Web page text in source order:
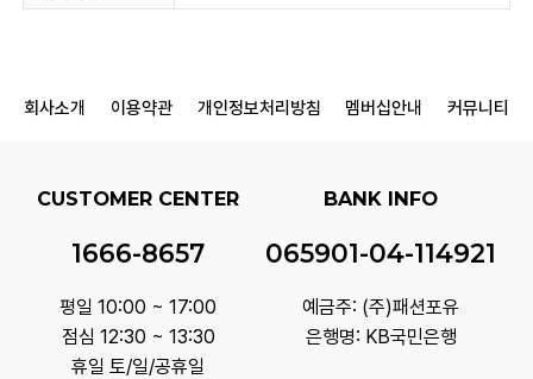
회사소개 이용약관 개인정보처리방침 멤버십안내 커뮤니티
CUSTOMER CENTER
1666-8657
평일 10:00 ~ 17:00
점심 12:30 ~ 13:30
휴일 토/일/공휴일
BANK INFO
065901-04-114921
예금주: (주)패션포유
은행명: KB국민은행